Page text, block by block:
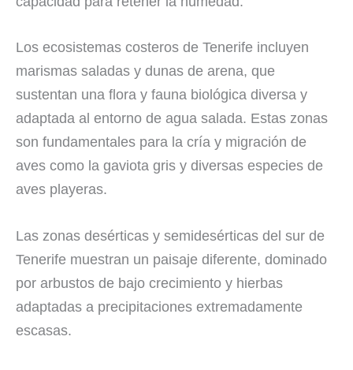
Los ecosistemas costeros de Tenerife incluyen
marismas saladas y dunas de arena, que
sustentan una flora y fauna biológica diversa y
adaptada al entorno de agua salada. Estas zonas
son fundamentales para la cría y migración de
aves como la gaviota gris y diversas especies de
aves playeras.
Las zonas desérticas y semidesérticas del sur de
Tenerife muestran un paisaje diferente, dominado
por arbustos de bajo crecimiento y hierbas
adaptadas a precipitaciones extremadamente
escasas.